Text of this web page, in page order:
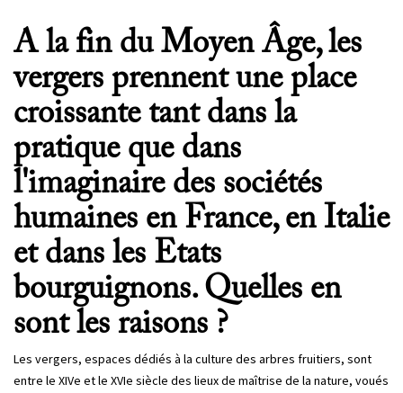
A la fin du Moyen Âge, les
vergers prennent une place
croissante tant dans la
pratique que dans
l'imaginaire des sociétés
humaines en France, en Italie
et dans les Etats
bourguignons. Quelles en
sont les raisons ?
Les vergers, espaces dédiés à la culture des arbres fruitiers, sont
entre le XIVe et le XVIe siècle des lieux de maîtrise de la nature, voués